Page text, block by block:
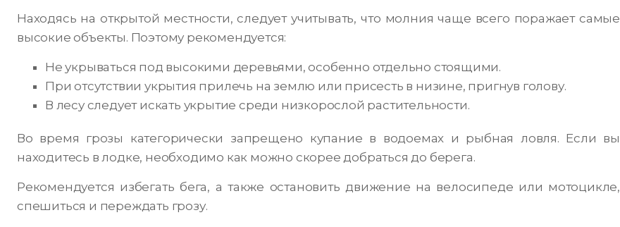
Находясь на открытой местности, следует учитывать, что молния чаще всего поражает самые
высокие объекты. Поэтому рекомендуется:
Не укрываться под высокими деревьями, особенно отдельно стоящими.
При отсутствии укрытия прилечь на землю или присесть в низине, пригнув голову.
В лесу следует искать укрытие среди низкорослой растительности.
Во время грозы категорически запрещено купание в водоемах и рыбная ловля. Если вы
находитесь в лодке, необходимо как можно скорее добраться до берега.
Рекомендуется избегать бега, а также остановить движение на велосипеде или мотоцикле,
спешиться и переждать грозу.